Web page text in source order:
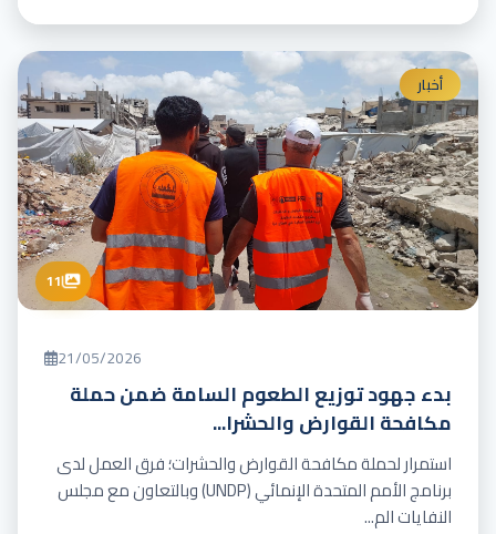
أخبار
11
21/05/2026
بدء جهود توزيع الطعوم السامة ضمن حملة
مكافحة القوارض والحشرا...
استمرار لحملة مكافحة القوارض والحشرات؛ فرق العمل لدى
برنامج الأمم المتحدة الإنمائي (UNDP) وبالتعاون مع مجلس
النفايات الم...